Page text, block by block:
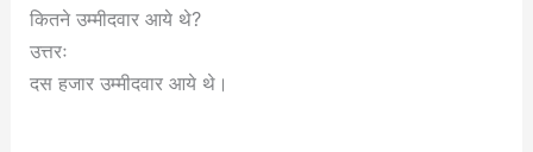
कितने उम्मीदवार आये थे?
उत्तरः
दस हजार उम्मीदवार आये थे।